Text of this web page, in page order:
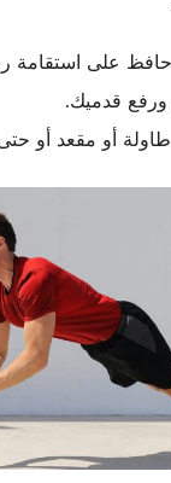
حافظ على
قدميك.
أو مقعد أو